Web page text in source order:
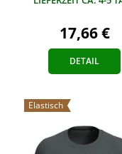
17,66 €
DETAIL
Elastisch